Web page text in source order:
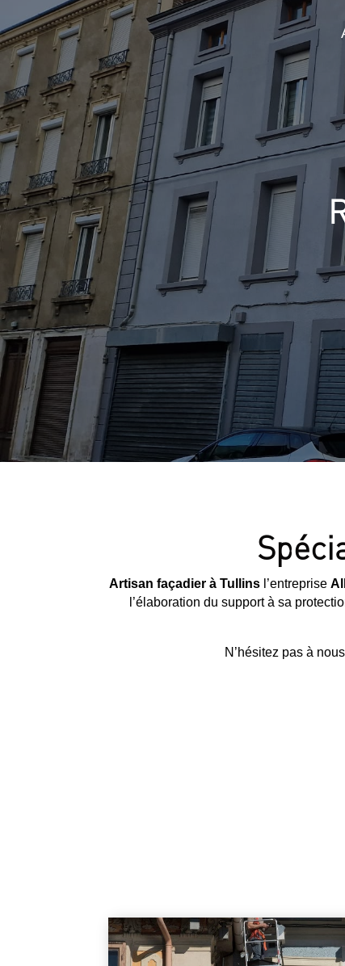
Artisan façadier à Tullins l’entreprise
l’élaboration du support à sa
N’hésitez pas à